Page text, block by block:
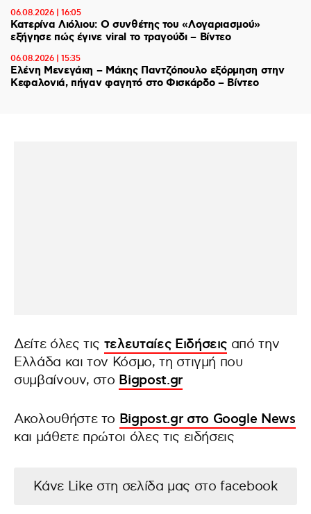
06.08.2026 | 16:05
Κατερίνα Λιόλιου: Ο συνθέτης του «Λογαριασμού»
εξήγησε πώς έγινε viral το τραγούδι – Βίντεο
06.08.2026 | 15:35
Ελένη Μενεγάκη – Μάκης Παντζόπουλο εξόρμηση στην
Κεφαλονιά, πήγαν φαγητό στο Φισκάρδο – Βίντεο
Δείτε όλες τις τελευταίες Ειδήσεις από την
Ελλάδα και τον Κόσμο, τη στιγμή που
συμβαίνουν, στο Bigpost.gr
Ακολουθήστε το Bigpost.gr στο Google News
και μάθετε πρώτοι όλες τις ειδήσεις
Κάνε Like στη σελίδα μας στο facebook